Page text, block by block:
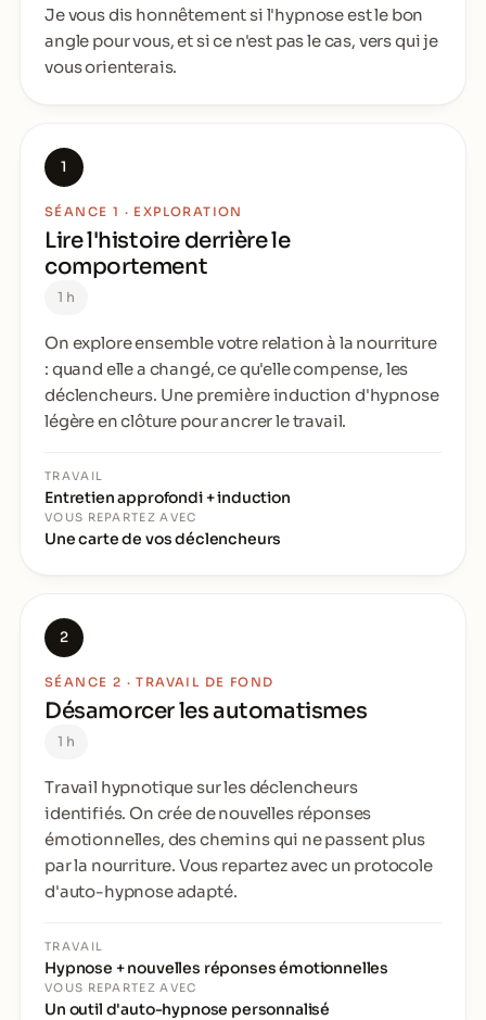
Je vous dis honnêtement si l'hypnose est le bon
angle pour vous, et si ce n'est pas le cas, vers qui je
vous orienterais.
1
SÉANCE 1 · EXPLORATION
Lire l'histoire derrière le
comportement
1 h
On explore ensemble votre relation à la nourriture
: quand elle a changé, ce qu'elle compense, les
déclencheurs. Une première induction d'hypnose
légère en clôture pour ancrer le travail.
TRAVAIL
Entretien approfondi + induction
VOUS REPARTEZ AVEC
Une carte de vos déclencheurs
2
SÉANCE 2 · TRAVAIL DE FOND
Désamorcer les automatismes
1 h
Travail hypnotique sur les déclencheurs
identifiés. On crée de nouvelles réponses
émotionnelles, des chemins qui ne passent plus
par la nourriture. Vous repartez avec un protocole
d'auto-hypnose adapté.
TRAVAIL
Hypnose + nouvelles réponses émotionnelles
VOUS REPARTEZ AVEC
Un outil d'auto-hypnose personnalisé